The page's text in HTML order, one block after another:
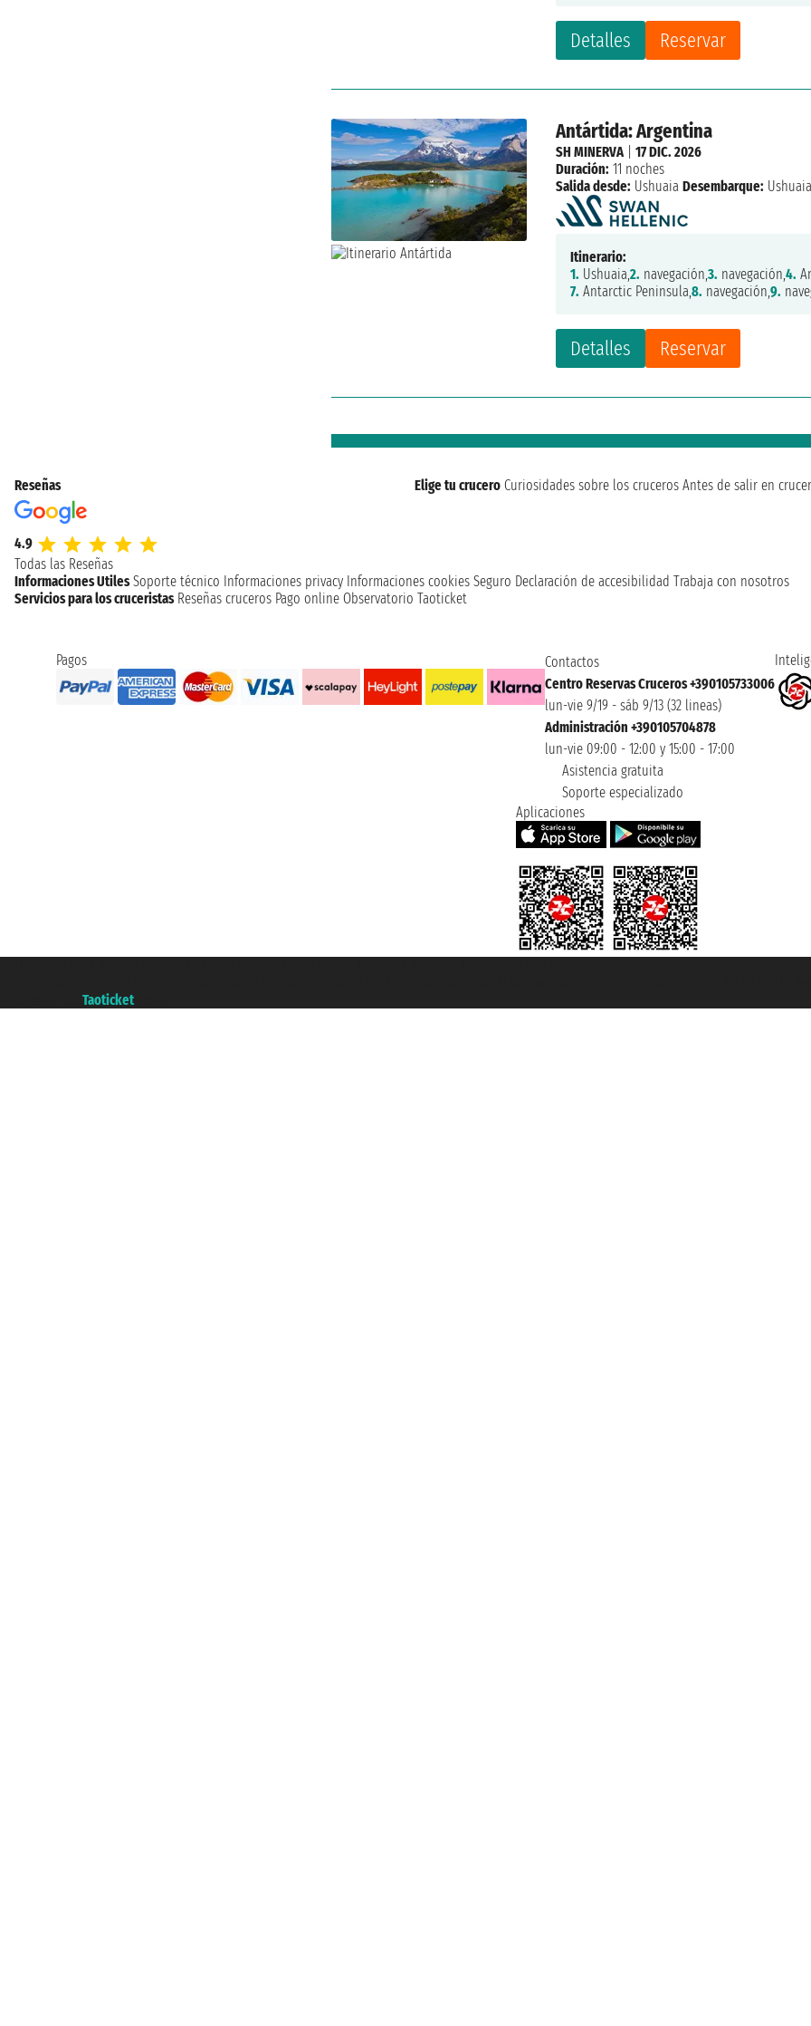
Detalles Reservar
Antártida: Argentina
Detalles Reservar
SH MINERVA|17 DIC. 2026
Duración: 11 noches
Salida desde: Ushuaia Desembarque: Ushuaia
Itinerario:
1. Ushuaia,2. navegación,3. navegación,4.
7. Antarctic Peninsula,8. navegación,9.
Reseñas
4.9
Todas las Reseñas
Elige tu crucero Curiosidades sobre los cruceros Antes de salir en
Informaciones Utiles Soporte técnico Informaciones privacy Informaciones cookies Seguro Declaración de accesibilidad Trabaja con nosotros
Servicios para los cruceristas Reseñas cruceros Pago online Observatorio Taoticket
Pagos
Contactos
Centro Reservas Cruceros +390105733006
lun-vie 9/19 - sáb 9/13 (32 lineas)
Administración +390105704878
lun-vie 09:00 - 12:00 y 15:00 - 17:00
Asistencia gratuita
Soporte especializado
Aplicaciones
Taoticket